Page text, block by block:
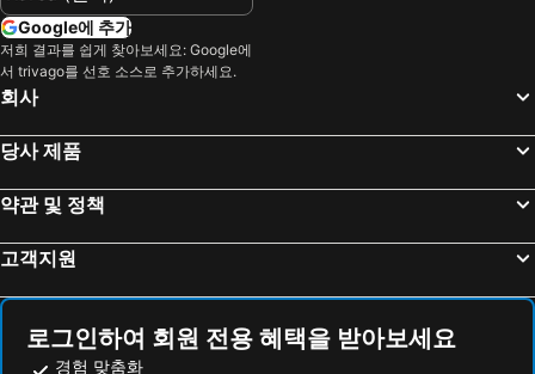
V Villas Maldives at Mirihi - MGallery Collection
Ayala Ocean View
Sabba Summer Suite , Fodhdhoo
Tropico villa
라군 뷰 몰디브
Oasis Dhigurah
TME 리트리츠 디구라
바카루팔리 아일랜드 리조트 앤드 스파
아리스톤 당게티 인
말라 몰디브 당게티
Sentido OBLU Helengeli
Google에 추가
저희 결과를 쉽게 찾아보세요: Google에
서 trivago를 선호 소스로 추가하세요.
회사
당사 제품
약관 및 정책
고객지원
로그인하여 회원 전용 혜택을 받아보세요
경험 맞춤화